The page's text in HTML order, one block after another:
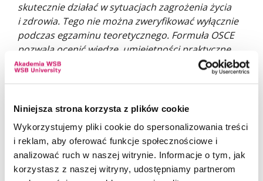
Niniejsza strona korzysta z plików cookie
Wykorzystujemy pliki cookie do spersonalizowania treści
i reklam, aby oferować funkcje społecznościowe i
analizować ruch w naszej witrynie. Informacje o tym, jak
korzystasz z naszej witryny, udostępniamy partnerom
skutecznie działać w sytuacjach zagrożenia życia
i zdrowia. Tego nie można zweryfikować wyłącznie
podczas egzaminu teoretycznego. Formuła OSCE
pozwala ocenić wiedzę, umiejętności praktyczne,
komunikację, organizację pracy oraz zdolność
podejmowania decyzji pod presją czasu. Nasi
potwierdzając wysoki poziom przygotowania do
podkreśliłdr Damian Strojny, Przewodniczącego
Komisji Egzaminacyjnej.
Egzamin praktyczny stanowił jeden z ostatnich